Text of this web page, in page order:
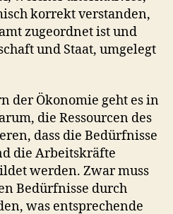
korrekt verstanden,
zugeordnet ist und
und Staat, umgelegt
der Ökonomie geht es in
die Ressourcen des
dass die Bedürfnisse
die Arbeitskräfte
werden. Zwar muss
Bedürfnisse durch
was entsprechende